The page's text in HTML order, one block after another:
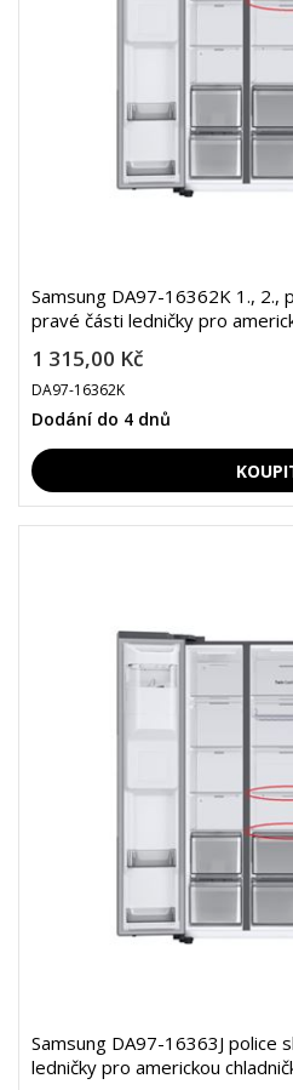
Samsung DA97-16362K 1., 2.,
pravé části ledničky pro
1 315,00 Kč
DA97-16362K
Dodání do 4 dnů
Samsung DA97-16363J police
ledničky pro americkou